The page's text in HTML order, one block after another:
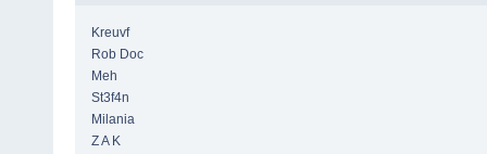
Kreuvf
Rob Doc
Meh
St3f4n
Milania
Z A K